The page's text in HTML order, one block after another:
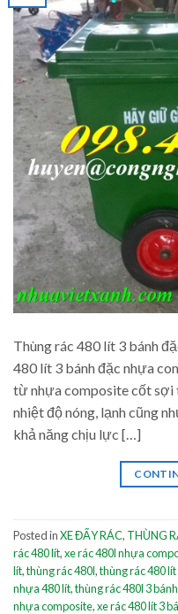
Thùng rác 480 lít 3 bánh
480 lít 3 bánh đặc nhựa
từ nhựa composite cốt sợi
nhiệt độ nóng, lạnh cũng
khả năng chịu lực […]
Posted inXE ĐẨY RÁC, THÙNG
rác 480 lít,xe rác 480l nhựa
lít,thùng rác 480l,thùng rác 480
nhựa 480 lít,thùng rác 480l 3
nhựa composite,xe rác 480 lít 3